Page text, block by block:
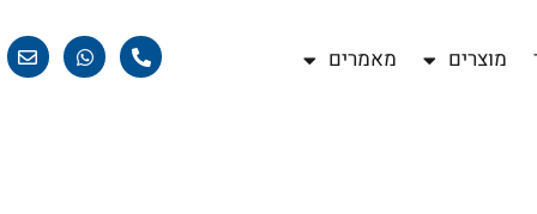
מוצרים מאמרים